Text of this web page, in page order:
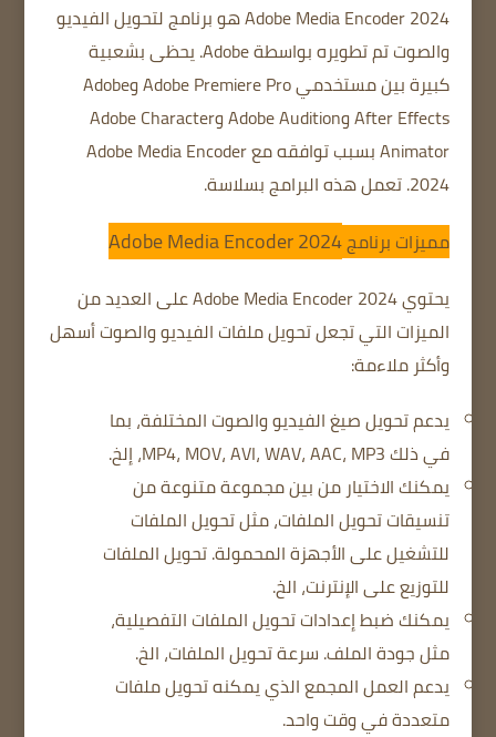
Adobe Media Encoder 2024 هو برنامج لتحويل الفيديو
والصوت تم تطويره بواسطة Adobe.
يحظى بشعبية
كبيرة بين مستخدمي Adobe Premiere Pro وAdobe
After Effects وAdobe Audition وAdobe Character
Animator بسبب توافقه مع Adobe Media Encoder
2024. تعمل هذه البرامج بسلاسة.
مميزات برنامجAdobe Media Encoder 2024
يحتوي Adobe Media Encoder 2024 على العديد من
الميزات التي تجعل تحويل ملفات الفيديو والصوت أسهل
وأكثر ملاءمة:
يدعم تحويل صيغ الفيديو والصوت المختلفة، بما
في ذلك MP4، MOV، AVI، WAV، AAC، MP3، إلخ.
يمكنك الاختيار من بين مجموعة متنوعة من
تنسيقات تحويل الملفات، مثل تحويل الملفات
للتشغيل على الأجهزة المحمولة.تحويل الملفات
للتوزيع على الإنترنت، الخ.
يمكنك ضبط إعدادات تحويل الملفات التفصيلية،
مثل جودة الملف. سرعة تحويل الملفات، الخ.
يدعم العمل المجمع الذي يمكنه تحويل ملفات
متعددة في وقت واحد.